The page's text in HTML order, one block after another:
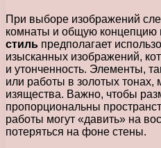
При выборе изображений
комнаты и общую концепцию
стиль предполагает
изысканных изображений,
и утонченность. Элементы,
или работы в золотых тонах,
изящества. Важно, чтобы
пропорциональны
работы могут «давить» на
потеряться на фоне стены.